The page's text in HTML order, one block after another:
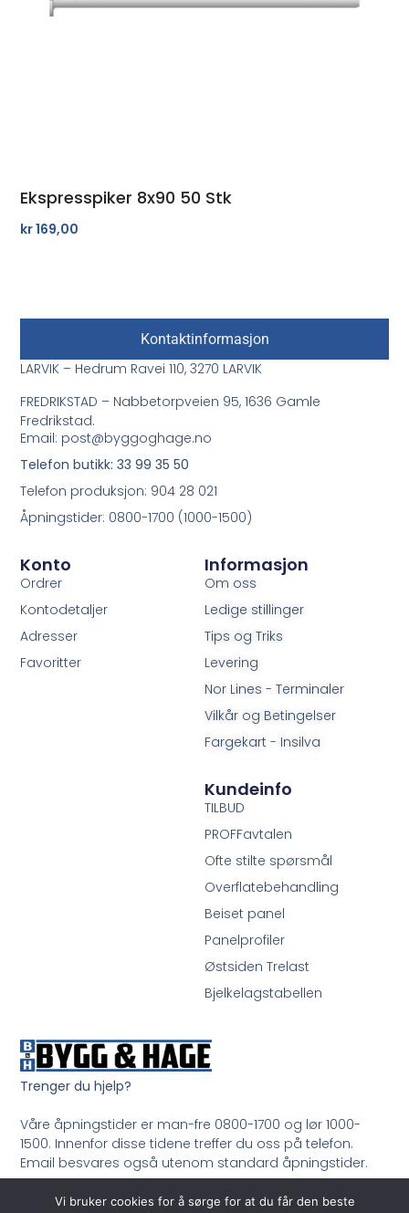
Ekspresspiker 8x90 50 Stk
kr169,00
Trenger du hjelp?
Våre åpningstider er man-fre 0800-1700 og lør 1000-
1500. Innenfor disse tidene treffer du oss på telefon.
Email besvares også utenom standard åpningstider.
Ring oss på 33 99 35 50
Informasjon
Om oss
Ledige stillinger
Tips og Triks
Levering
Nor Lines - Terminaler
Vilkår og Betingelser
Fargekart - Insilva
Konto
Ordrer
Kontodetaljer
Adresser
Favoritter
Kundeinfo
TILBUD
PROFFavtalen
Ofte stilte spørsmål
Overflatebehandling
Beiset panel
Panelprofiler
Østsiden Trelast
Bjelkelagstabellen
Kontaktinformasjon
LARVIK – Hedrum Ravei 110, 3270 LARVIK
FREDRIKSTAD – Nabbetorpveien 95, 1636 Gamle
Fredrikstad.
Email: post@byggoghage.no
Telefon butikk: 33 99 35 50
Telefon produksjon: 904 28 021
Åpningstider: 0800-1700 (1000-1500)
Vi bruker cookies for å sørge for at du får den beste